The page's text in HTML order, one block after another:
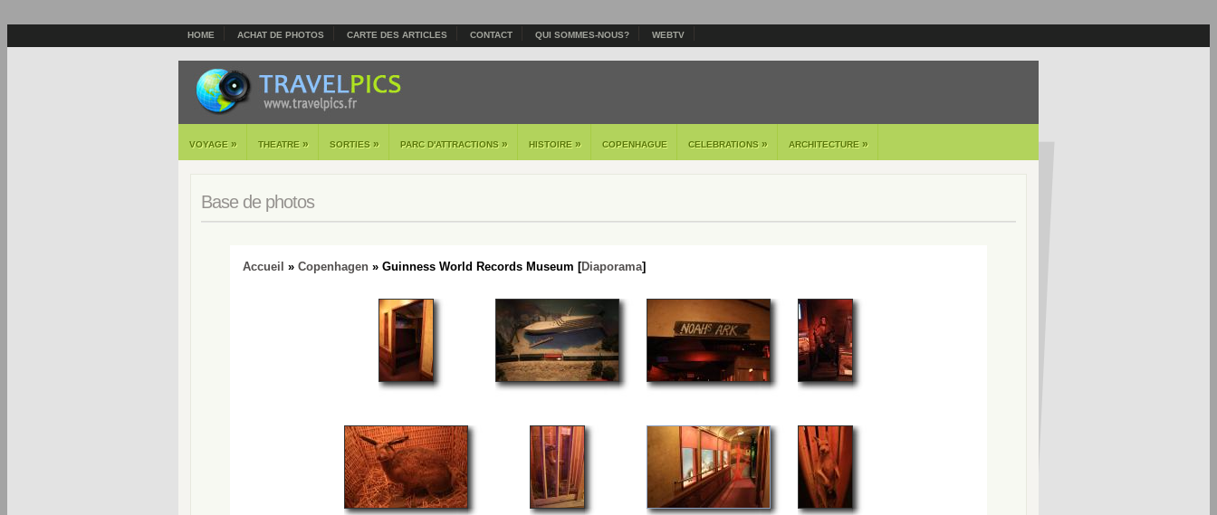
HOME ACHAT DE PHOTOS CARTE DES ARTICLES CONTACT QUI SOMMES-NOUS? WEBTV
VOYAGE » THEATRE » SORTIES » PARC D'ATTRACTIONS » HISTOIRE » COPENHAGUE CELEBRATIONS » ARCHITECTURE »
Base de photos
Accueil » Copenhagen » Guinness World Records Museum [Diaporama]